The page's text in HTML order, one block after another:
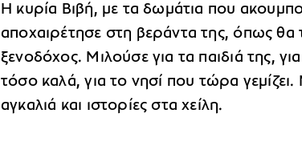
Η κυρία Βιβή, με τα δωμάτια που
αποχαιρέτησε στη βεράντα της, όπως θα
ξενοδόχος. Μιλούσε για τα παιδιά της,
τόσο καλά, για το νησί που τώρα
αγκαλιά και ιστορίες στα χείλη.